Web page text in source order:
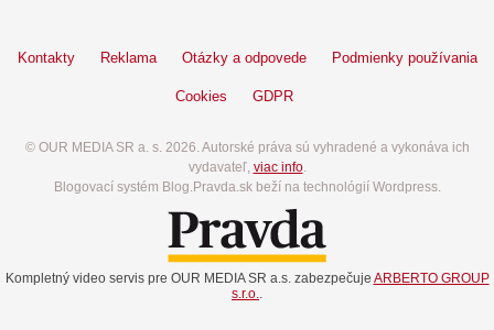
Kontakty Reklama Otázky a odpovede Podmienky používania
Cookies GDPR
© OUR MEDIA SR a. s. 2026. Autorské práva sú vyhradené a vykonáva ich
vydavateľ, viac info.
Blogovací systém Blog.Pravda.sk beží na technológií Wordpress.
Kompletný video servis pre OUR MEDIA SR a.s. zabezpečuje ARBERTO GROUP
s.r.o..